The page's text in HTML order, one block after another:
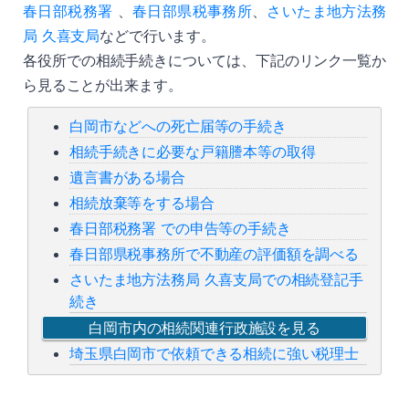
春日部税務署 、春日部県税事務所
さいたま地方法務
局 久喜支局などで行います。
各役所での相続手続きについては、下記のリンク一覧か
ら見ることが出来ます。
白岡市などへの死亡届等の手続き
相続手続きに必要な戸籍謄本等の取得
遺言書がある場合
相続放棄等をする場合
春日部税務署 での申告等の手続き
春日部県税事務所で不動産の評価額を調べる
さいたま地方法務局 久喜支局での相続登記手
続き
白岡市内の相続関連行政施設を見る
埼玉県白岡市で依頼できる相続に強い税理士